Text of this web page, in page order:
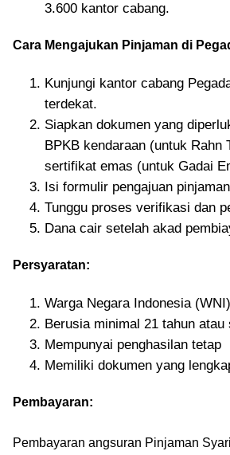
3.600 kantor cabang.
Cara Mengajukan Pinjaman di
Kunjungi kantor cabang
terdekat.
Siapkan dokumen yang
BPKB kendaraan (untuk Rahn
sertifikat emas (untuk Gadai
Isi formulir pengajuan
Tunggu proses verifikasi dan
Dana cair setelah akad
Persyaratan:
Warga Negara Indonesia (WNI)
Berusia minimal 21 tahun atau
Mempunyai penghasilan tetap
Memiliki dokumen yang
Pembayaran:
Pembayaran angsuran Pinjaman